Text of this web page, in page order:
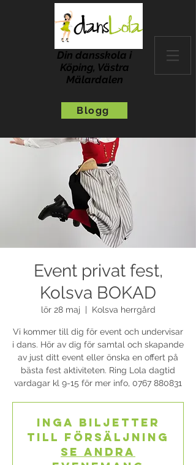
Din dansskola i
Köping, Västra
Mälardalen
Blogg
Event privat fest,
Kolsva BOKAD
lör 28 maj Kolsva herrgård
Vi kommer till dig för event och undervisar
i dans. Hör av dig för samtal och skapande
av just ditt event eller önska en offert på
bästa fest aktiviteten. Ring Lola dagtid
vardagar kl 9-15 för mer info, 0767 880831
Inga biljetter
till försäljning
Se andra